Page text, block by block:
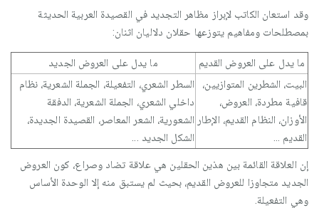
وقد استعان الكاتب لإبراز مظاهر التجديد في القصيدة العربية الحديثة
بمصطلحات ومفاهيم يتوزعها حقلان دلاليان اثنان:
ما يدل على العروض القديم
ما يدل على العروض الجديد
البيت، الشطرين المتوازيين،
قافية مطردة، العروض،
الأوزان، النظام القديم، الإطار
القديم ...
السطر الشعري، التفعيلة، الجملة الشعرية، نظام
داخلي الشعري، الجملة الشعرية، الدفقة
الشعورية، الشعر المعاصر، القصيدة الجديدة،
الشكل الجديد ...
إن العلاقة القائمة بين هذين الحقلين هي علاقة تضاد وصراع، كون العروض
الجديد متجاوزا للعروض القديم، بحيث لم يستبق منه إلا الوحدة الأساس
وهي التفعيلة.